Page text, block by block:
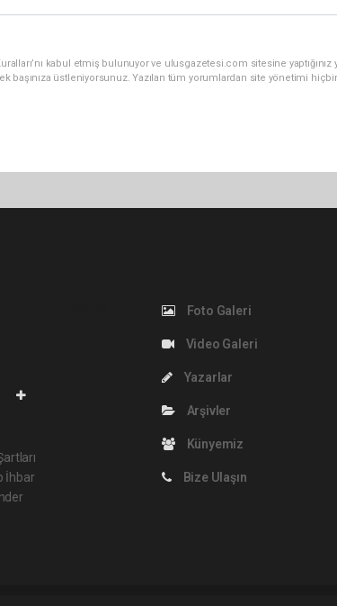
kabul etmiş bulunuyor ve ulusgazetesi.com sitesine
başınıza üstleniyorsunuz. Yazılan tüm yorumlardan site yönetimi
İhbar
Foto Galeri
Video Galeri
Yazarlar
Arşivler
Künyemiz
Bize Ulaşın